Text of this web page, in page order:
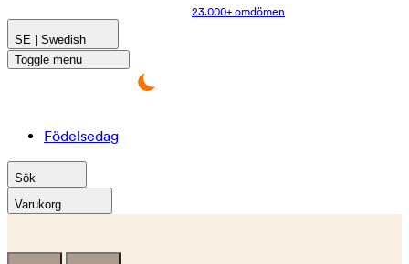
23.000+ omdömen
SE | Swedish
Toggle menu
Födelsedag
Sök
Varukorg